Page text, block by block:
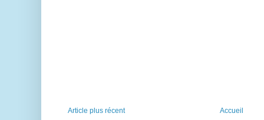
Article plus récent Accueil